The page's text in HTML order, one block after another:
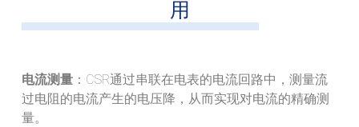
用
电流测量：CSR通过串联在电表的电流回路中，测量流
过电阻的电流产生的电压降，从而实现对电流的精确测
量。